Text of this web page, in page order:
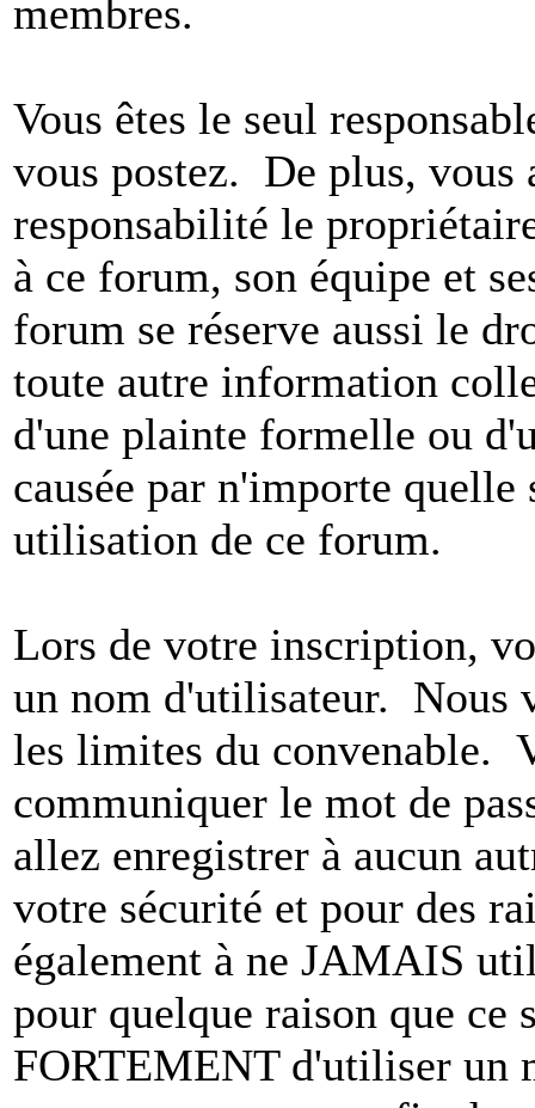
membres.
Vous êtes le seul
vous postez. De plus, vous
responsabilité le
à ce forum, son équipe et
forum se réserve aussi le
toute autre information
d'une plainte formelle ou
causée par n'importe
utilisation de ce forum.
Lors de votre inscription,
un nom d'utilisateur. Nous
les limites du convenable.
communiquer le mot de
allez enregistrer à aucun
votre sécurité et pour des
également à ne JAMAIS
pour quelque raison que
FORTEMENT d'utiliser un